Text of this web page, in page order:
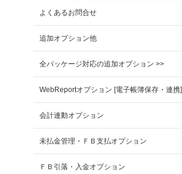
よくあるお問合せ
追加オプション他
全パッケージ対応の追加オプション >>
WebReportオプション [電子帳簿保存・連携]
会計連動オプション
未払金管理・ＦＢ支払オプション
ＦＢ引落・入金オプション